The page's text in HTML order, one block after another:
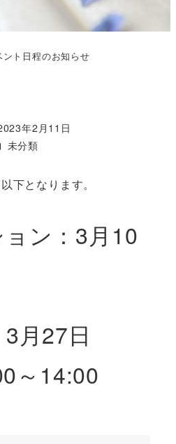
ント日程のお知らせ
日
年2月11日
ゴリー
未分類
下となります。
ン：3月10
月27日
～14:00